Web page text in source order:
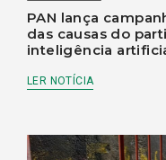
PAN lança
das causas do
inteligência
LER NOTÍCIA